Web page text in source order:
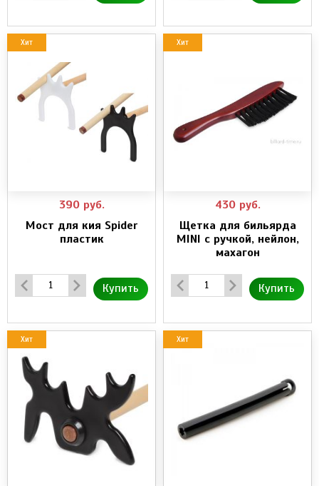
Хит
390 руб.
Мост для кия Spider
пластик
Купить
Хит
430 руб.
Щетка для бильярда
MINI с ручкой, нейлон,
махагон
Купить
Хит Хит